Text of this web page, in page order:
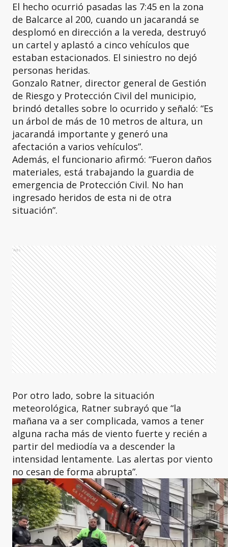
El hecho ocurrió pasadas las 7:45 en la zona
de Balcarce al 200, cuando un jacarandá se
desplomó en dirección a la vereda, destruyó
un cartel y aplastó a cinco vehículos que
estaban estacionados. El siniestro no dejó
personas heridas.
Gonzalo Ratner, director general de Gestión
de Riesgo y Protección Civil del municipio,
brindó detalles sobre lo ocurrido y señaló: “Es
un árbol de más de 10 metros de altura, un
jacarandá importante y generó una
afectación a varios vehículos”.
Además, el funcionario afirmó: “Fueron daños
materiales, está trabajando la guardia de
emergencia de Protección Civil. No han
ingresado heridos de esta ni de otra
situación”.
Ads
Por otro lado, sobre la situación
meteorológica, Ratner subrayó que “la
mañana va a ser complicada, vamos a tener
alguna racha más de viento fuerte y recién a
partir del mediodía va a descender la
intensidad lentamente. Las alertas por viento
no cesan de forma abrupta”.